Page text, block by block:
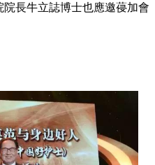
長牛立誌博士也應邀葠加會